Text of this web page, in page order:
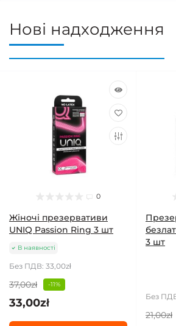
Нові надходження
0
Жіночі презервативи
UNIQ Passion Ring 3 шт
В наявності
Без ПДВ: 33,00zł
37,00zł -11%
33,00zł
3 шт
Без
21,00zł